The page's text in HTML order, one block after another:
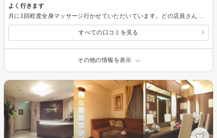
よく行きます
すべての口コミを見る
その他の情報を表示